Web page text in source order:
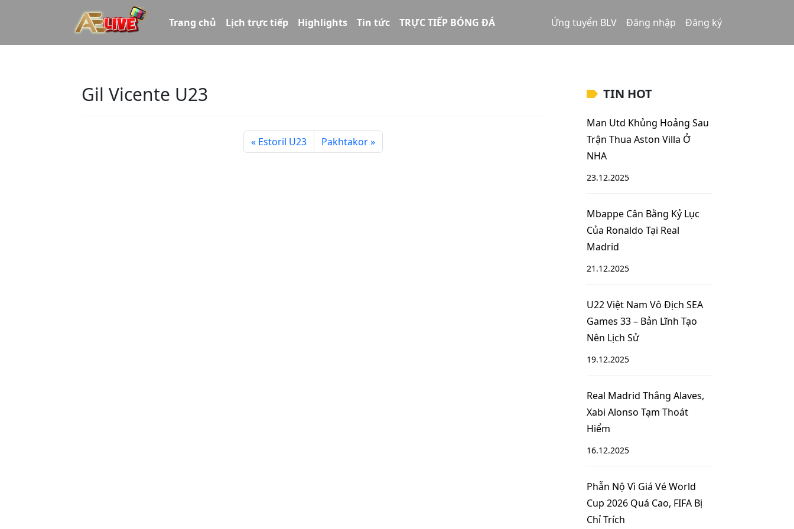
Trang chủ Lịch trực tiếp Highlights Tin tức TRỰC TIẾP BÓNG ĐÁ Ứng tuyển BLV Đăng nhập Đăng ký
Gil Vicente U23
Estoril U23 Pakhtakor
TIN HOT
Man Utd Khủng Hoảng Sau
Trận Thua Aston Villa Ở
NHA
23.12.2025
Mbappe Cân Bằng Kỷ Lục
Của Ronaldo Tại Real
Madrid
21.12.2025
U22 Việt Nam Vô Địch SEA
Games 33 – Bản Lĩnh Tạo
Nên Lịch Sử
19.12.2025
Real Madrid Thắng Alaves,
Xabi Alonso Tạm Thoát
Hiểm
16.12.2025
Phẫn Nộ Vì Giá Vé World
Cup 2026 Quá Cao, FIFA Bị
Chỉ Trích